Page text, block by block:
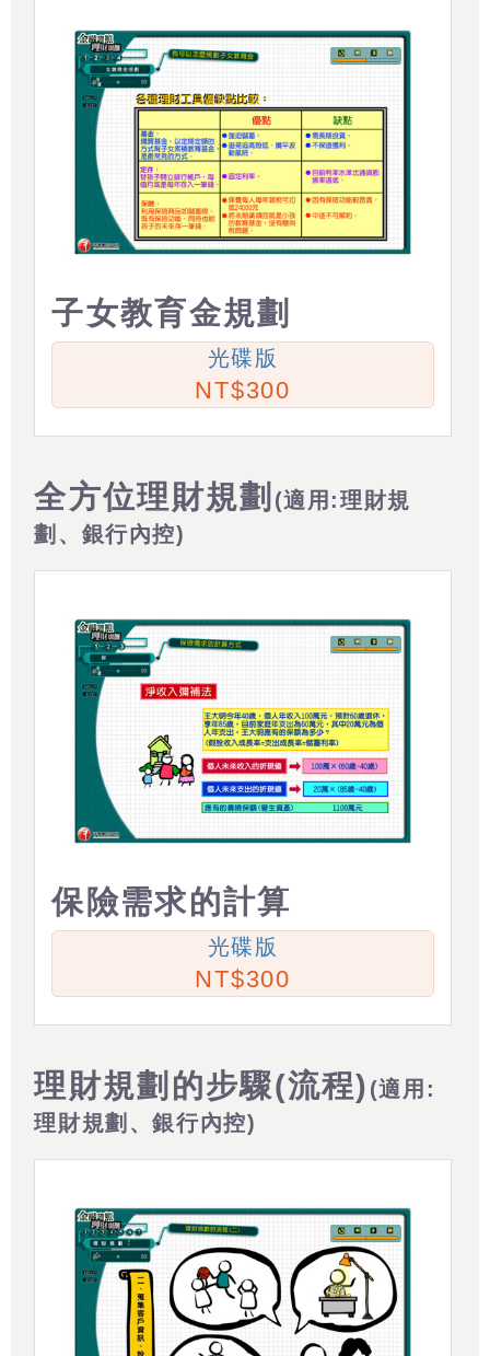
子女教育金規劃
光碟版
300
全方位理財規劃 (適用:理財規
劃、銀行內控)
保險需求的計算
光碟版
300
理財規劃的步驟(流程) (適用:
理財規劃、銀行內控)